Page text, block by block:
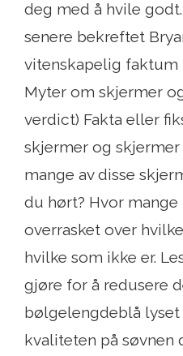
deg med å hvile
senere bekreftet
vitenskapelig faktum
Myter om skjermer
verdict) Fakta eller
skjermer og
mange av disse
du hørt? Hvor
overrasket over
hvilke som ikke er.
gjøre for å redusere
bølgelengdeblå lyset
kvaliteten på søvnen